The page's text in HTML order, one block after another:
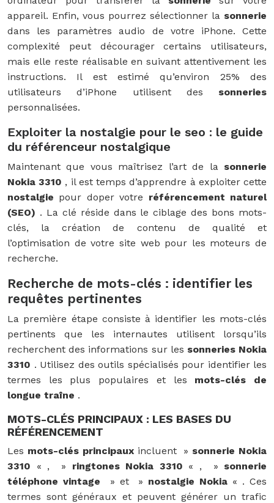
appareil. Enfin, vous pourrez sélectionner la sonnerie
dans les paramètres audio de votre iPhone. Cette
complexité peut décourager certains utilisateurs,
mais elle reste réalisable en suivant attentivement les
instructions. Il est estimé qu’environ 25% des
utilisateurs d’iPhone utilisent des sonneries
personnalisées.
Exploiter la nostalgie pour le seo : le guide
du référenceur nostalgique
Maintenant que vous maîtrisez l’art de la sonnerie
Nokia 3310 , il est temps d’apprendre à exploiter cette
nostalgie pour doper votre référencement naturel
(SEO) . La clé réside dans le ciblage des bons mots-
clés, la création de contenu de qualité et
l’optimisation de votre site web pour les moteurs de
recherche.
Recherche de mots-clés : identifier les
requêtes pertinentes
La première étape consiste à identifier les mots-clés
pertinents que les internautes utilisent lorsqu’ils
recherchent des informations sur les sonneries Nokia
3310 . Utilisez des outils spécialisés pour identifier les
termes les plus populaires et les mots-clés de
longue traîne .
MOTS-CLÉS PRINCIPAUX : LES BASES DU
RÉFÉRENCEMENT
Les mots-clés principaux incluent » sonnerie Nokia
3310 « , » ringtones Nokia 3310 « , » sonnerie
téléphone vintage
» et » nostalgie Nokia « . Ces
termes sont généraux et peuvent générer un trafic